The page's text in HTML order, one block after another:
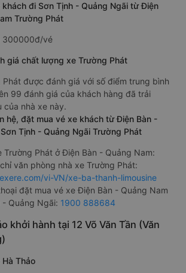
khách đi Sơn Tịnh - Quảng Ngãi từ Điện
Trường Phát
300000đ/vé
giá chất lượng xe Trường Phát
Phát được đánh giá với số điểm trung bình
99 đánh giá của khách hàng đã trải
của nhà xe này.
hệ, đặt mua vé xe khách từ Điện Bàn -
Tịnh - Quảng Ngãi Trường Phát
Trường Phát ở Điện Bàn - Quảng Nam:
văn phòng nhà xe Trường Phát:
vi-VN/xe-ba-thanh-limousine
đặt mua vé xe Điện Bàn - Quảng Nam
- Quảng Ngãi: 1900 888684
khởi hành tại 12 Võ Văn Tần (Văn
Thảo